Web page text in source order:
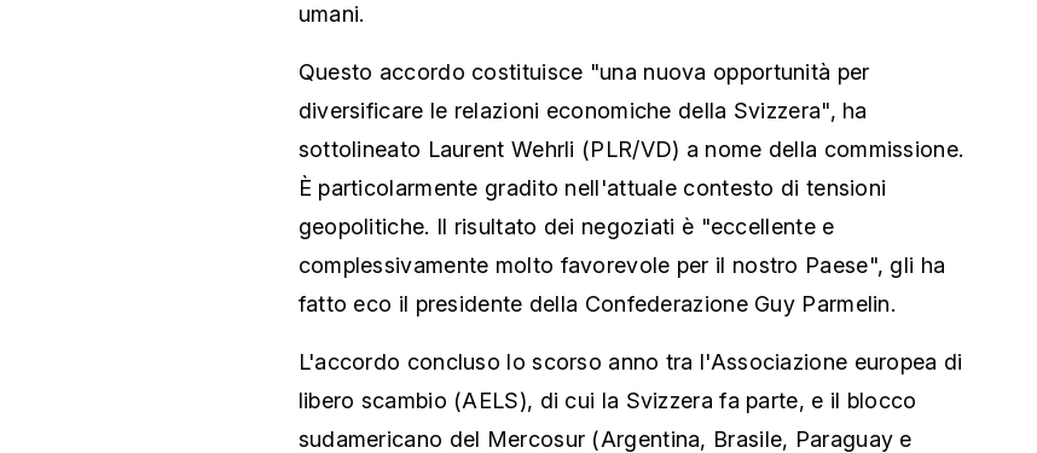
umani.
Questo accordo costituisce "una nuova opportunità per
diversificare le relazioni economiche della Svizzera", ha
sottolineato Laurent Wehrli (PLR/VD) a nome della commissione.
È particolarmente gradito nell'attuale contesto di tensioni
geopolitiche. Il risultato dei negoziati è "eccellente e
complessivamente molto favorevole per il nostro Paese", gli ha
fatto eco il presidente della Confederazione Guy Parmelin.
L'accordo concluso lo scorso anno tra l'Associazione europea di
libero scambio (AELS), di cui la Svizzera fa parte, e il blocco
sudamericano del Mercosur (Argentina, Brasile, Paraguay e